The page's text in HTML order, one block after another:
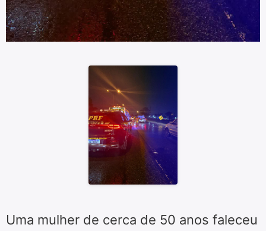
Uma mulher de cerca de 50 anos faleceu